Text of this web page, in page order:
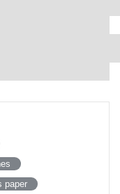
paper